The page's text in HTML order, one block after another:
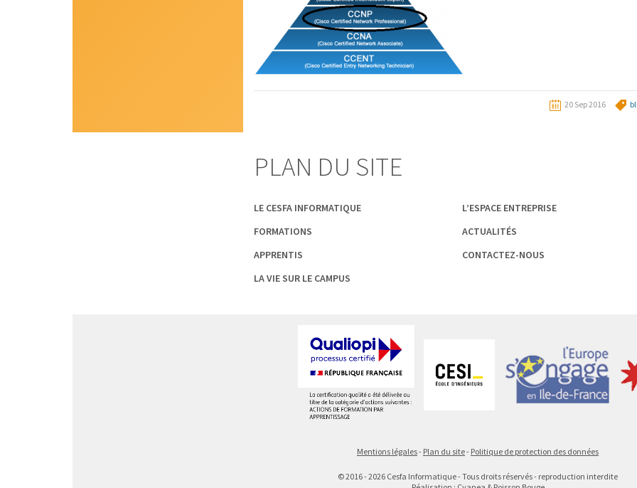
20 Sep 2016
PLAN DU SITE
LE CESFA INFORMATIQUE
FORMATIONS
APPRENTIS
LA VIE SUR LE CAMPUS
L’ESPACE ENTREPRISE
ACTUALITÉS
CONTACTEZ-NOUS
Mentions légales Plan du site Politique de protection des données
©2016 - 2026 Cesfa Informatique - Tous droits réservés - reproduction interdite